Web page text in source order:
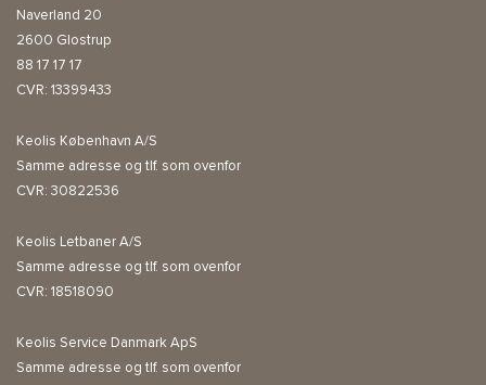
Naverland 20
2600 Glostrup
88 17 17 17
CVR: 13399433
Keolis København A/S
Samme adresse og tlf. som ovenfor
CVR: 30822536
Keolis Letbaner A/S
Samme adresse og tlf. som ovenfor
CVR: 18518090
Keolis Service Danmark ApS
Samme adresse og tlf. som ovenfor